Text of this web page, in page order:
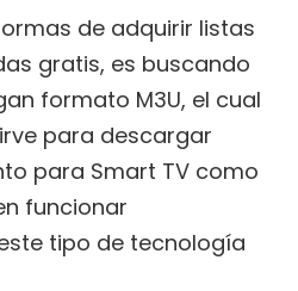
de adquirir listas
gratis, es buscando
formato M3U, el cual
para descargar
para Smart TV como
funcionar
tipo de tecnología